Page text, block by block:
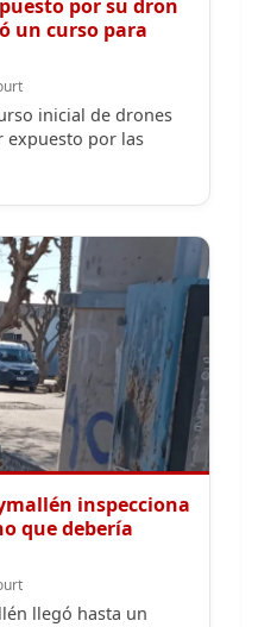
inicial de drones
por las
inspecciona
que debería
llegó hasta un
dentro de una
una calle.